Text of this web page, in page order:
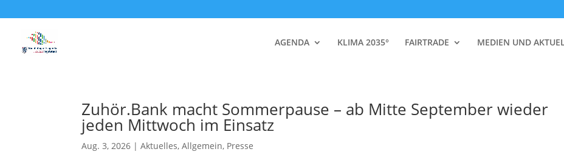
AGENDA KLIMA 2035° FAIRTRADE MEDIEN UND
Zuhör.Bank macht Sommerpause – ab Mitte September wieder
jeden Mittwoch im Einsatz
Aug. 3, 2026 |Aktuelles,Allgemein, Presse